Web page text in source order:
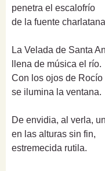
penetra el escalofrío
de la fuente
La Velada de Santa
llena de música el río.
Con los ojos de Rocío
se ilumina la ventana.
De envidia, al verla,
en las alturas sin fin,
estremecida rutila.